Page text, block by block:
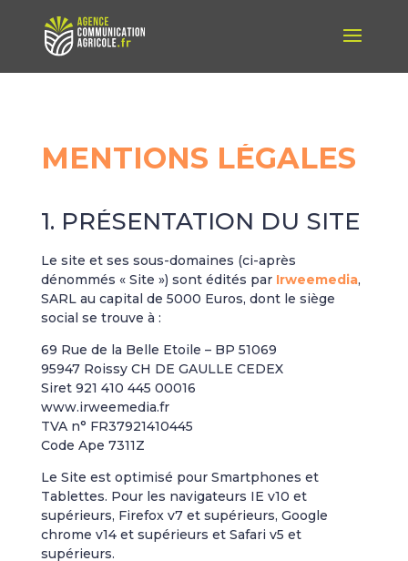
MENTIONS LÉGALES
1. PRÉSENTATION DU SITE
Le site et ses sous-domaines (ci-après
dénommés « Site ») sont édités par Irweemedia,
SARL au capital de 5000 Euros, dont le siège
social se trouve à :
69 Rue de la Belle Etoile – BP 51069
95947 Roissy CH DE GAULLE CEDEX
Siret 921 410 445 00016
www.irweemedia.fr
TVA n° FR37921410445
Code Ape 7311Z
Le Site est optimisé pour Smartphones et
Tablettes. Pour les navigateurs IE v10 et
supérieurs, Firefox v7 et supérieurs, Google
chrome v14 et supérieurs et Safari v5 et
supérieurs.